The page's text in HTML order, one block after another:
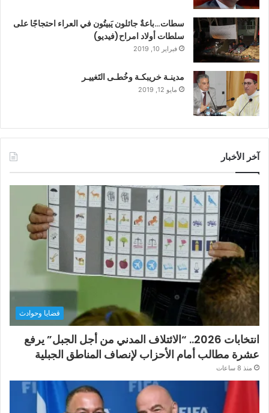
سطات…باعةٌ جائلون يَبيتُون في العراء احتجاجًا على
سلطات أولاد امراح(فيديو)
فبراير 10, 2019
مدينـة خريبكـة وخُطـى التَغييـر
مايو 12, 2019
آخر الأخبار
قضايا وحوادث
انتخابات 2026.. “الائتلاف المدني من أجل الجبل” يرفع
عشرة مطالب أمام الأحزاب لإنصاف المناطق الجبلية
منذ 8 ساعات